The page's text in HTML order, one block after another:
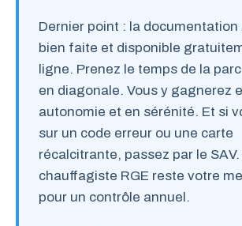
Dernier point : la documentation
bien faite et disponible
ligne. Prenez le temps de la
en diagonale. Vous y gagnerez
autonomie et en sérénité. Et si
sur un code erreur ou une carte
récalcitrante, passez par le SAV.
chauffagiste RGE reste votre
pour un contrôle annuel.